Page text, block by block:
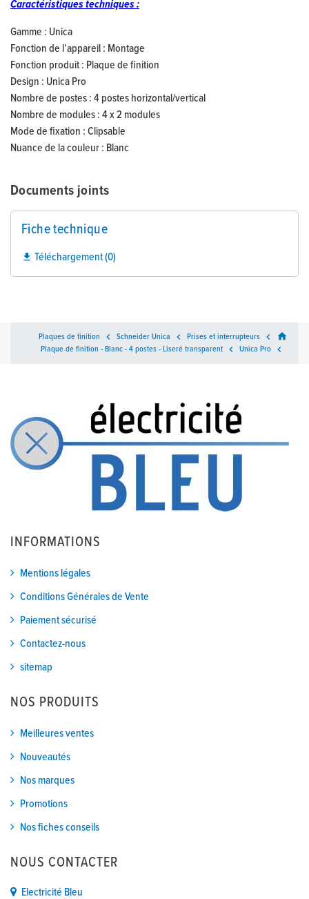
Caractéristiques techniques :
Gamme : Unica
Fonction de l’appareil : Montage
Fonction produit : Plaque de finition
Design : Unica Pro
Nombre de postes : 4 postes horizontal/vertical
Nombre de modules : 4 x 2 modules
Mode de fixation : Clipsable
Nuance de la couleur : Blanc
Documents joints
Fiche technique
 Téléchargement (0)
home

Prises et interrupteurs

Schneider Unica

Plaques de finition

Unica Pro

Plaque de finition - Blanc - 4 postes - Liseré transparent
INFORMATIONS
Mentions légales
Conditions Générales de Vente
Paiement sécurisé
Contactez-nous
sitemap
NOS PRODUITS
Meilleures ventes
Nouveautés
Nos marques
Promotions
Nos fiches conseils
NOUS CONTACTER
Electricité Bleu